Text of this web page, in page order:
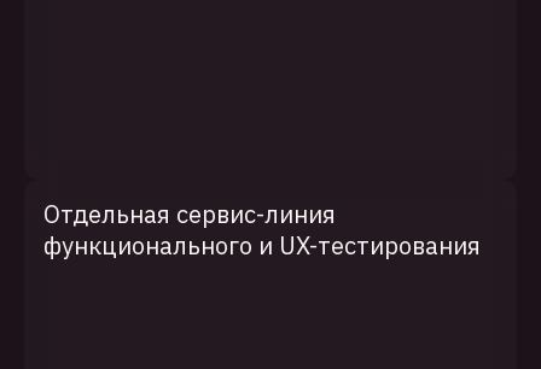
Отдельная сервис-линия
функционального и UX-тестирования